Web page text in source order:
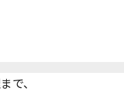
で、